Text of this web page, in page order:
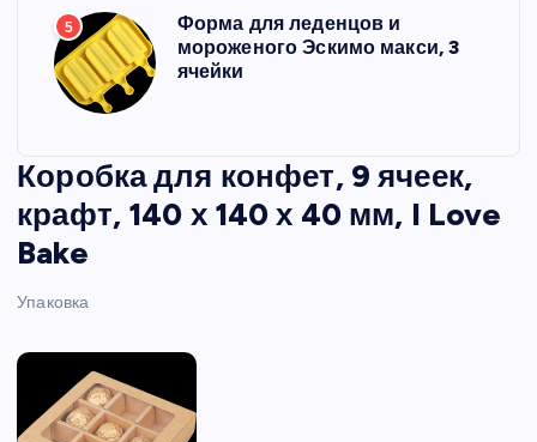
5
Форма для леденцов и
мороженого Эскимо макси, 3
ячейки
Коробка для конфет, 9 ячеек,
крафт, 140 х 140 х 40 мм, I Love
Bake
Упаковка